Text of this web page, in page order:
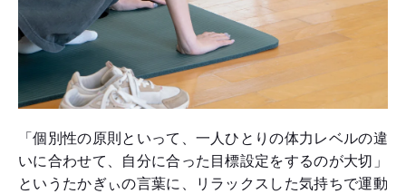
「個別性の原則といって、一人ひとりの体力レベルの違
いに合わせて、自分に合った目標設定をするのが大切」
というたかぎぃの言葉に、リラックスした気持ちで運動